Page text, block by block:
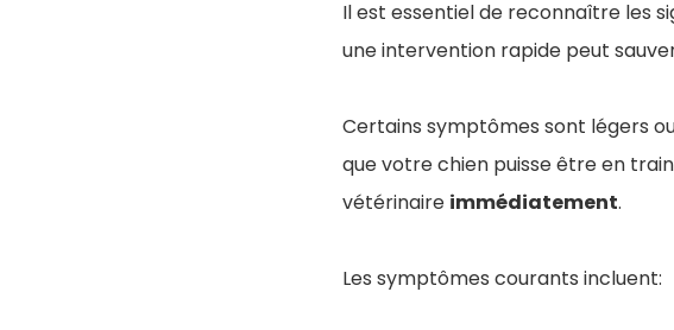
Il est essentiel de reconnaître les
une intervention rapide peut
Certains symptômes sont légers
que votre chien puisse être en
vétérinaire immédiatement.
Les symptômes courants incluent: